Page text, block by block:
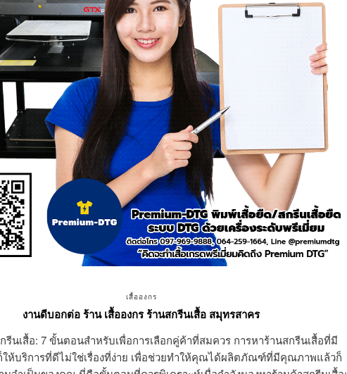
เสื้อองกร
งานดีบอกต่อ ร้าน เสื้อองกร ร้านสกรีนเสื้อ สมุทรสาคร
รีนเสื้อ: 7 ขั้นตอนสำหรับเพื่อการเลือกคู่ค้าที่สมควร การหาร้านสกรีนเสื้อที่มี
ห้บริการที่ดีไม่ใช่เรื่องที่ง่าย เพื่อช่วยทำให้คุณได้ผลิตภัณฑ์ที่มีคุณภาพแล้วก็